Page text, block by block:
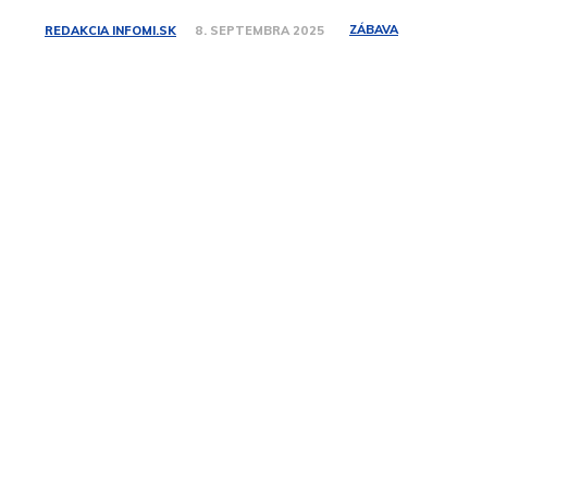
REDAKCIA INFOMI.SK 8. SEPTEMBRA 2025 ZÁBAVA